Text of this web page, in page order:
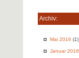
Archiv:
Mai 2016 (1)
Januar 2016